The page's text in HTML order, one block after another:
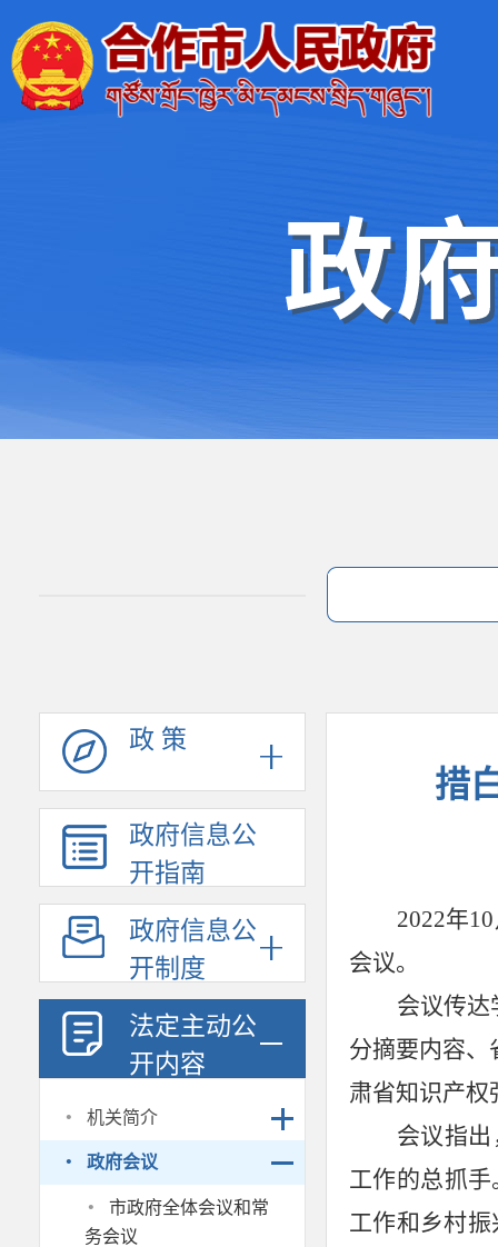
政 策
政府信息公
开指南
政府信息公
开制度
法定主动公
开内容
· 机关简介
· 政府会议
·
市政府全体会议和常
务会议
措
2022年10
会议。
会议传达
分摘要内容、
肃省知识产权
会议指
工作的总抓
工作和乡村